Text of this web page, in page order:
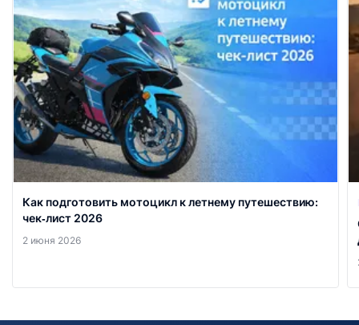
Как подготовить мотоцикл к летнему путешествию:
чек‑лист 2026
2 июня 2026